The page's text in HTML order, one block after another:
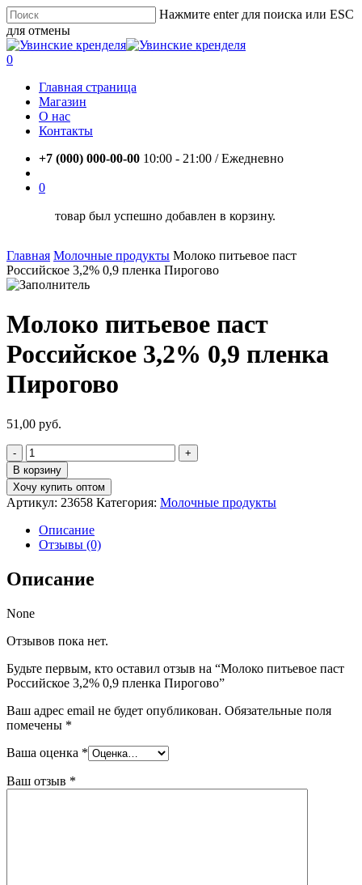
Skip
to
main
content
Нажмите enter для поиска или ESC
для отмены
Close
Search
account
0
Главная страница
Магазин
О нас
Контакты
+7 (000) 000-00-00 10:00 - 21:00 / Eжедневно
0
товар был успешно добавлен в корзину.
Главная Молочные продукты Молоко питьевое паст
Российское 3,2% 0,9 пленка Пирогово
Молоко питьевое паст
Российское 3,2% 0,9 пленка
Пирогово
51,00 руб.
Количество
товара
Молоко
питьевое
паст
Российское
3,2%
0,9
Пирогово
В корзину
Хочу купить оптом
Артикул: 23658 Категория: Молочные продукты
Описание
Отзывы (0)
Описание
None
Отзывов пока нет.
Будьте первым, кто оставил отзыв на “Молоко питьевое паст
Российское 3,2% 0,9 пленка Пирогово”
Ваш адрес email не будет опубликован. Обязательные поля
помечены *
Ваша оценка *
Ваш отзыв *